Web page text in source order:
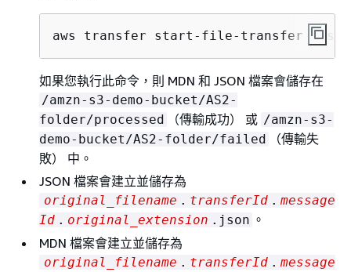
aws transfer start-file-transfer --
如果您執行此命令，則 MDN 和 JSON 檔案會儲存在
/amzn-s3-demo-bucket/AS2-
folder/processed
（傳輸成功） 或 /amzn-s3-
demo-bucket/AS2-folder/failed
（傳輸失
敗） 中。
JSON 檔案會建立並儲存為
original_filename . transferId . message
Id . original_extension .json 。
MDN 檔案會建立並儲存為
original_filename . transferId . message